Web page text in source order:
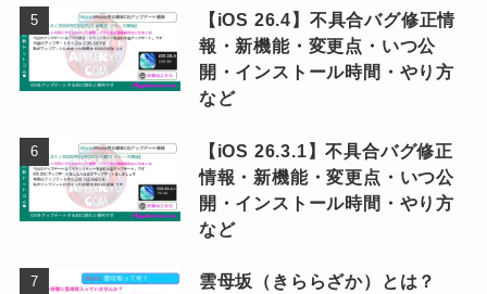
【iOS 26.4】不具合バグ修正情
報・新機能・変更点・いつ公
開・インストール時間・やり方
など
【iOS 26.3.1】不具合バグ修正
情報・新機能・変更点・いつ公
開・インストール時間・やり方
など
雲母坂（きららざか）とは？